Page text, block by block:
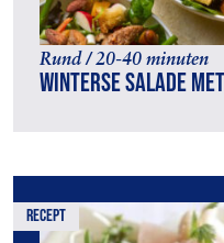
Rund / 20-40 minuten
Winterse salade
recept